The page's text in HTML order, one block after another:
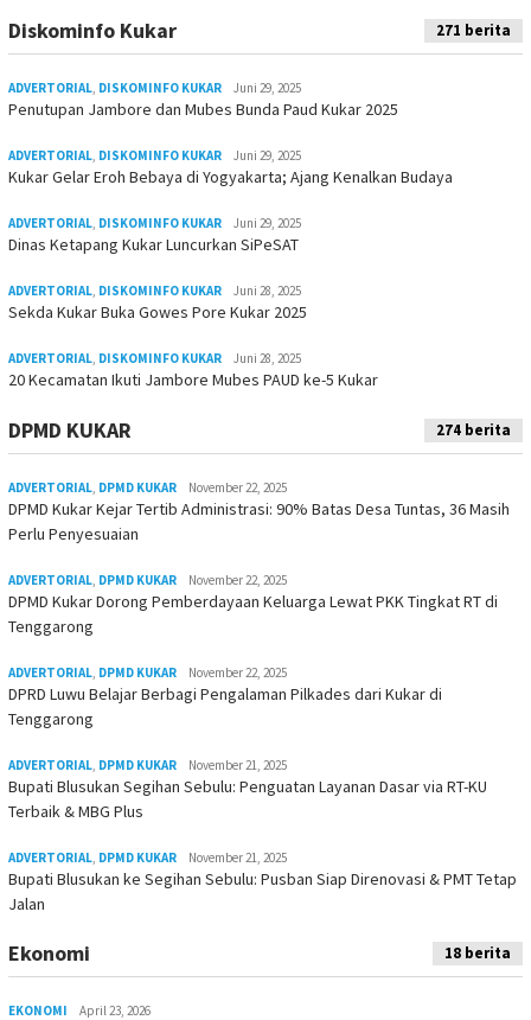
Diskominfo Kukar 271 berita
ADVERTORIAL, DISKOMINFO KUKAR Juni 29, 2025
Penutupan Jambore dan Mubes Bunda Paud Kukar 2025
ADVERTORIAL, DISKOMINFO KUKAR Juni 29, 2025
Kukar Gelar Eroh Bebaya di Yogyakarta; Ajang Kenalkan Budaya
ADVERTORIAL, DISKOMINFO KUKAR Juni 29, 2025
Dinas Ketapang Kukar Luncurkan SiPeSAT
ADVERTORIAL, DISKOMINFO KUKAR Juni 28, 2025
Sekda Kukar Buka Gowes Pore Kukar 2025
ADVERTORIAL, DISKOMINFO KUKAR Juni 28, 2025
20 Kecamatan Ikuti Jambore Mubes PAUD ke-5 Kukar
DPMD KUKAR 274 berita
ADVERTORIAL DPMD KUKAR November 22, 2025
DPMD Kukar Kejar Tertib Administrasi: 90% Batas Desa Tuntas, 36 Masih
Perlu Penyesuaian
ADVERTORIAL DPMD KUKAR November 22, 2025
DPMD Kukar Dorong Pemberdayaan Keluarga Lewat PKK Tingkat RT di
Tenggarong
ADVERTORIAL DPMD KUKAR November 22, 2025
DPRD Luwu Belajar Berbagi Pengalaman Pilkades dari Kukar di
Tenggarong
ADVERTORIAL DPMD KUKAR November 21, 2025
Bupati Blusukan Segihan Sebulu: Penguatan Layanan Dasar via RT-KU
Terbaik & MBG Plus
ADVERTORIAL DPMD KUKAR November 21, 2025
Bupati Blusukan ke Segihan Sebulu: Pusban Siap Direnovasi & PMT Tetap
Jalan
Ekonomi 18 berita
EKONOMI April 23, 2026